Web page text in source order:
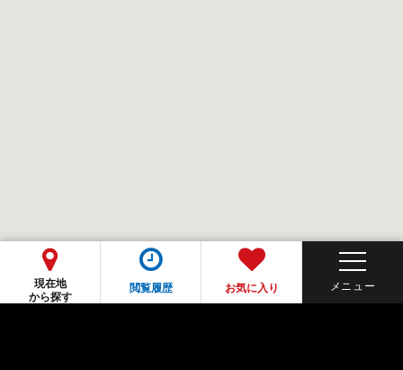
現在地
から探す
閲覧履歴 お気に入り